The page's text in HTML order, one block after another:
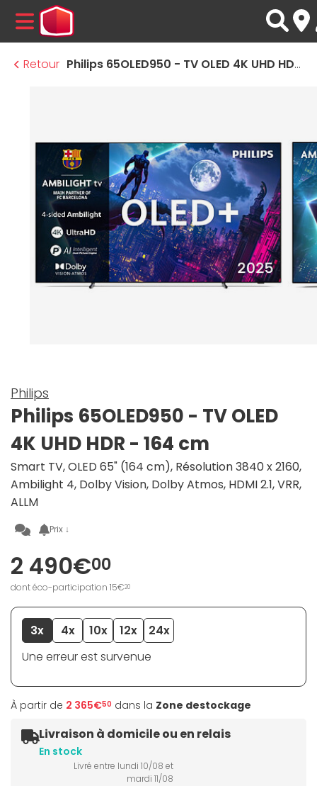
MENU
Retour
Philips 65OLED950 - TV OLED 4K UHD HDR - 164 cm
Philips
Philips 65OLED950 - TV OLED
4K UHD HDR - 164 cm
Smart TV, OLED 65" (164 cm), Résolution 3840 x 2160,
Ambilight 4, Dolby Vision, Dolby Atmos, HDMI 2.1, VRR,
ALLM
Prix ↓
2 490€00
dont éco-participation 15€20
3x 4x 10x 12x
24x
Une erreur est survenue
À partir de 2 365€50 dans la Zone destockage
Livraison à domicile ou en relais
En stock
Livré entre lundi 10/08 et
mardi 11/08